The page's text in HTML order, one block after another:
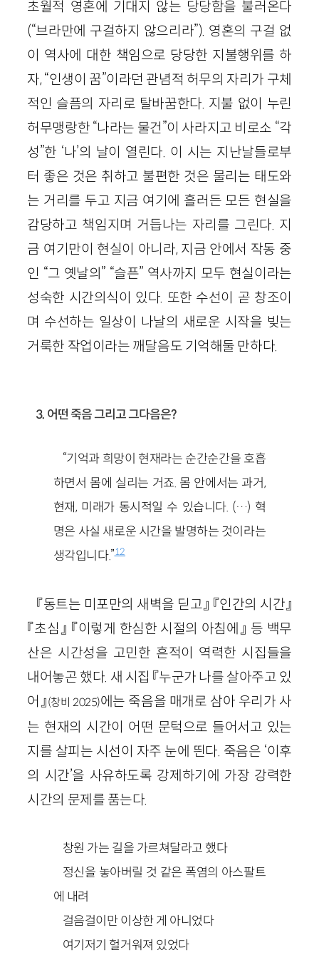
초월적 영혼에 기대지 않는 당당함을 불러온다
(“브라만에 구걸하지 않으리라”). 영혼의 구걸 없
이 역사에 대한 책임으로 당당한 지불행위를 하
자, “인생이 꿈”이라던 관념적 허무의 자리가 구체
적인 슬픔의 자리로 탈바꿈한다. 지불 없이 누린
허무맹랑한 “나라는 물건”이 사라지고 비로소 “각
성”한 ‘나’의 날이 열린다. 이 시는 지난날들로부
터 좋은 것은 취하고 불편한 것은 물리는 태도와
는 거리를 두고 지금 여기에 흘러든 모든 현실을
감당하고 책임지며 거듭나는 자리를 그린다. 지
금 여기만이 현실이 아니라, 지금 안에서 작동 중
인 “그 옛날의” “슬픈” 역사까지 모두 현실이라는
성숙한 시간의식이 있다. 또한 수선이 곧 창조이
며 수선하는 일상이 나날의 새로운 시작을 빚는
거룩한 작업이라는 깨달음도 기억해둘 만하다.
3. 어떤 죽음 그리고 그다음은?
“기억과 희망이 현재라는 순간순간을 호흡
하면서 몸에 실리는 거죠. 몸 안에서는 과거,
현재, 미래가 동시적일 수 있습니다. (…) 혁
명은 사실 새로운 시간을 발명하는 것이라는
생각입니다.”12
『동트는 미포만의 새벽을 딛고』 『인간의 시간』
『초심』 『이렇게 한심한 시절의 아침에』 등 백무
산은 시간성을 고민한 흔적이 역력한 시집들을
내어놓곤 했다. 새 시집 『누군가 나를 살아주고 있
어』(창비 2025)에는 죽음을 매개로 삼아 우리가 사
는 현재의 시간이 어떤 문턱으로 들어서고 있는
지를 살피는 시선이 자주 눈에 띈다. 죽음은 ‘이후
의 시간’을 사유하도록 강제하기에 가장 강력한
시간의 문제를 품는다.
창원 가는 길을 가르쳐달라고 했다
정신을 놓아버릴 것 같은 폭염의 아스팔트
에 내려
걸음걸이만 이상한 게 아니었다
여기저기 헐거워져 있었다